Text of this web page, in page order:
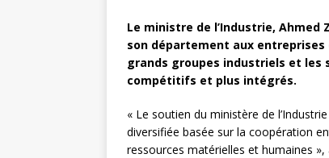
Le ministre de l’Industrie,
son département aux
grands groupes industriels et
compétitifs et plus intégrés.
« Le soutien du ministère de
diversifiée basée sur la coopération
ressources matérielles et humaines »,